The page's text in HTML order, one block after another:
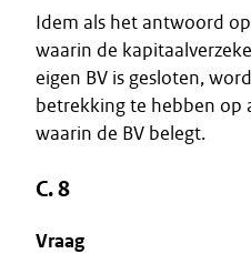
Idem als het antwoord op
waarin de
eigen BV is gesloten,
betrekking te hebben op
waarin de BV belegt.
C. 8
Vraag